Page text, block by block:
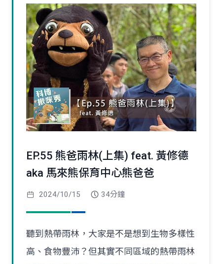
EP.55 熊爸雨林(上集) feat. 黃修德
aka 馬來熊保育中心熊爸爸
2024/10/15 34分鐘
聽到熱帶雨林，大家是不是想到生物多樣性
高、食物豐沛？但其實不同區域的熱帶雨林